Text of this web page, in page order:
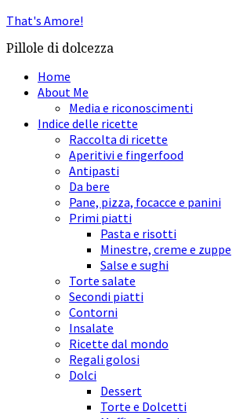
That's Amore!
Pillole di dolcezza
Home
About Me
Media e riconoscimenti
Indice delle ricette
Raccolta di ricette
Aperitivi e fingerfood
Antipasti
Da bere
Pane, pizza, focacce e panini
Primi piatti
Pasta e risotti
Minestre, creme e zuppe
Salse e sughi
Torte salate
Secondi piatti
Contorni
Insalate
Ricette dal mondo
Regali golosi
Dolci
Dessert
Torte e Dolcetti